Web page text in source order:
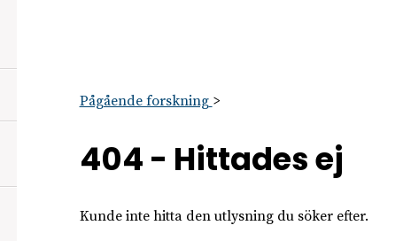
Pågående forskning
404 - Hittades ej
Kunde inte hitta den utlysning du söker efter.